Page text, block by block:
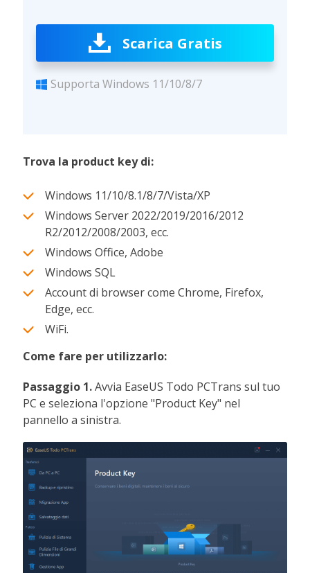
Scarica Gratis
Supporta Windows 11/10/8/7
Trova la product key di:
Windows 11/10/8.1/8/7/Vista/XP
Windows Server 2022/2019/2016/2012
R2/2012/2008/2003, ecc.
Windows Office, Adobe
Windows SQL
Account di browser come Chrome, Firefox,
Edge, ecc.
WiFi.
Come fare per utilizzarlo:
Passaggio 1.Avvia EaseUS Todo PCTrans sul tuo
PC e seleziona l'opzione "Product Key" nel
pannello a sinistra.